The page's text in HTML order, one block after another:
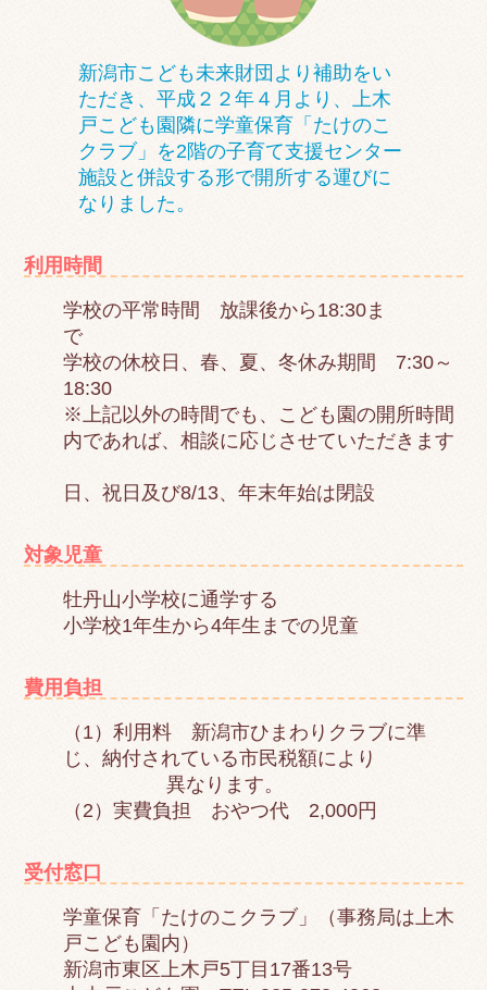
新潟市こども未来財団より補助をい
ただき、平成２２年４月より、上木
戸こども園隣に学童保育「たけのこ
クラブ」を2階の子育て支援センター
施設と併設する形で開所する運びに
なりました。
利用時間
学校の平常時間 放課後から18:30ま
で
学校の休校日、春、夏、冬休み期間 7:30～
18:30
※上記以外の時間でも、こども園の開所時間
内であれば、相談に応じさせていただきます
日、祝日及び8/13、年末年始は閉設
対象児童
牡丹山小学校に通学する
小学校1年生から4年生までの児童
費用負担
（1）利用料 新潟市ひまわりクラブに準
じ、納付されている市民税額により
異なります。
（2）実費負担 おやつ代 2,000円
受付窓口
学童保育「たけのこクラブ」（事務局は上木
戸こども園内）
新潟市東区上木戸5丁目17番13号